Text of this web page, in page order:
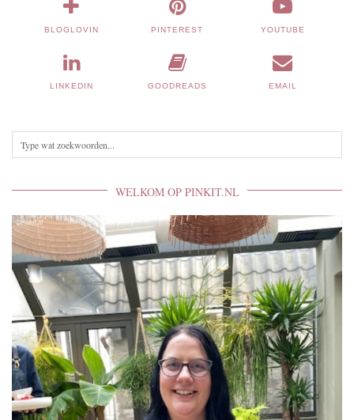
BLOGLOVIN PINTEREST YOUTUBE
LINKEDIN GOODREADS EMAIL
WELKOM OP PINKIT.NL